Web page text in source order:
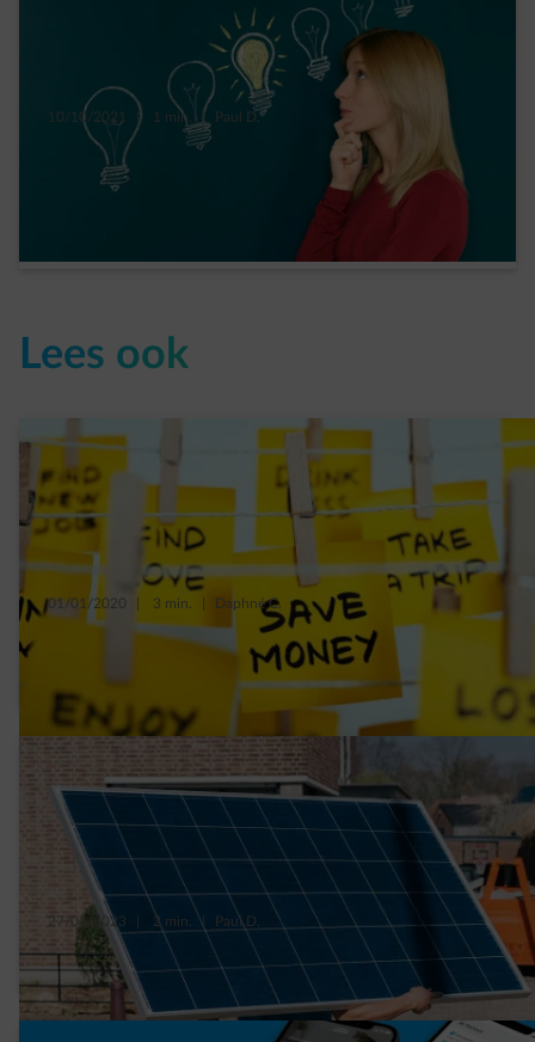
10/10/2021 1 min. Paul D.
Wat kan een plotse stijging van je
energieverbruik veroorzaken?
Lees ook
01/01/2020 3 min. Daphné C.
5 goede voornemens om te besparen in
27/01/2023 2 min. | Paul D.
Zonnepanelen installeren: 4 voordelen